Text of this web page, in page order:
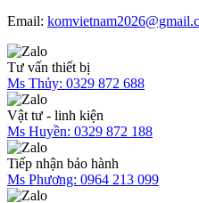
Email:
Tư vấn thiết bị
Ms Thủy: 0329 872 688
Vật tư - linh kiện
Ms Huyền: 0329 872 188
Tiếp nhận bảo hành
Ms Phương: 0964 213 099